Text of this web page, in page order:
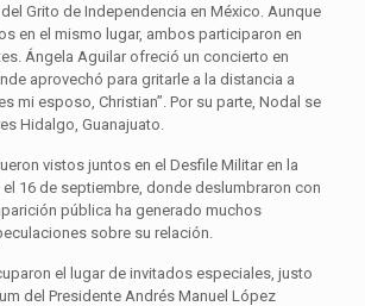
Grito de Independencia en México. Aunque
en el mismo lugar, ambos participaron en
Ángela Aguilar ofreció un concierto en
aprovechó para gritarle a la distancia a
mi esposo, Christian”. Por su parte, Nodal se
Hidalgo, Guanajuato.
vistos juntos en el Desfile Militar en la
16 de septiembre, donde deslumbraron con
pública ha generado muchos
sobre su relación.
el lugar de invitados especiales, justo
del Presidente Andrés Manuel López